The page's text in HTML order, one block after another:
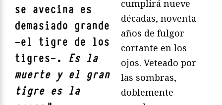
se avecina es
demasiado grande
—el tigre de los
tigres—.
Es la
muerte y el gran
tigre es la
cumplirá nueve
décadas, noventa
años de fulgor
cortante en los
ojos. Veteado por
las sombras,
doblemente